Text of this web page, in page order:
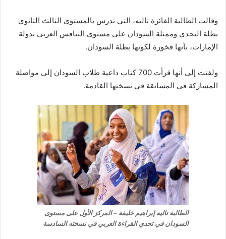
وقالت الطالبة الفائزة تاليه، التي تدرس بالمستوى الثالث الثانوي
بطلة التحدي وممثلة السودان على مستوى التنافس العربي بدولة
الإمارات، بأنها فخورة لكونها بطلة السودان.
ولفتت إلى أنها قرأت 700 كتاب داعية طلاب السودان إلى مواصلة
المشاركة في المسابقة في نسختها القادمة.
الطالبة تاليه إبراهيم خليفة – المركز الأول على مستوى
السودان في تحدي القراءة العربي في نسخته السادسة